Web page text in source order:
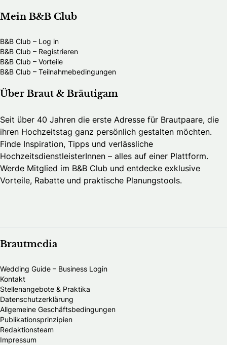
Mein B&B Club
B&B Club – Log in
B&B Club – Registrieren
B&B Club – Vorteile
B&B Club – Teilnahmebedingungen
Über Braut & Bräutigam
Seit über 40 Jahren die erste Adresse für Brautpaare, die
ihren Hochzeitstag ganz persönlich gestalten möchten.
Finde Inspiration, Tipps und verlässliche
HochzeitsdienstleisterInnen – alles auf einer Plattform.
Werde Mitglied im B&B Club und entdecke exklusive
Vorteile, Rabatte und praktische Planungstools.
Brautmedia
Wedding Guide – Business Login
Kontakt
Stellenangebote & Praktika
Datenschutzerklärung
Allgemeine Geschäftsbedingungen
Publikationsprinzipien
Redaktionsteam
Impressum